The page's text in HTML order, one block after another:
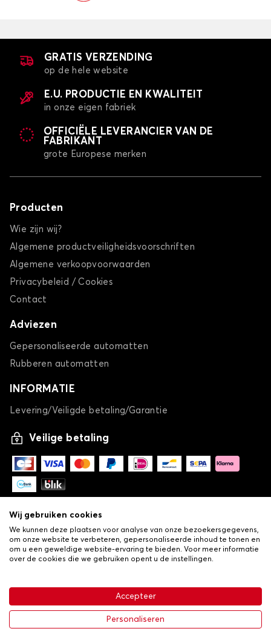
€ 30,24
-25% € 40,32
GRATIS VERZENDING
op de hele website
E.U. PRODUCTIE EN KWALITEIT
in onze eigen fabriek
OFFICIËLE LEVERANCIER VAN DE
FABRIKANT
grote Europese merken
Producten
Wie zijn wij?
Algemene productveiligheidsvoorschriften
Algemene verkoopvoorwaarden
Privacybeleid / Cookies
Contact
Adviezen
Gepersonaliseerde automatten
Rubberen automatten
INFORMATIE
Levering/Veiligde betaling/Garantie
Veilige betaling
Algemene verkoopvoorwaarden•Privacy- en cookiebeleid
•Livraison
Wij gebruiken cookies
We kunnen deze plaatsen voor analyse van onze bezoekersgegevens,
om onze website te verbeteren, gepersonaliseerde inhoud te tonen en
om u een geweldige website-ervaring te bieden. Voor meer informatie
over de cookies die we gebruiken opent u de instellingen.
Accepteer
Personaliseren